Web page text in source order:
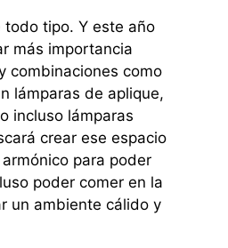
todo tipo. Y este año
más importancia
combinaciones como
lámparas de aplique,
incluso lámparas
crear ese espacio
para poder
poder comer en la
un ambiente cálido y